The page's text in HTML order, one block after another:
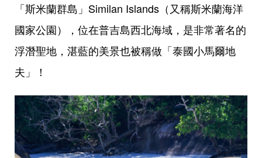
「斯米蘭群島」Similan Islands（又稱斯米蘭海洋
國家公園），位在普吉島西北海域，是非常著名的
浮潛聖地，湛藍的美景也被稱做「泰國小馬爾地
夫」！